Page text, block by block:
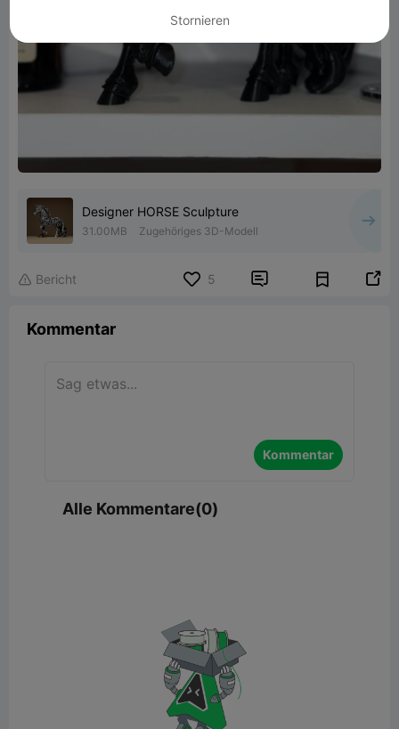
Designer HORSE Sculpture
31.00MB Zugehöriges 3D-Modell
 Bericht 5  
Kommentar
Kommentar
Alle Kommentare(0)
Stornieren